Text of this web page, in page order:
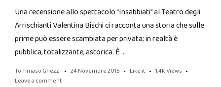
Una recensione allo spettacolo “Insabbiati” al Teatro degli
Arrischianti Valentina Bischi ci racconta una storia che sulle
prime può essere scambiata per privata; in realtà è
pubblica, totalizzante, astorica. È …
Tommaso Ghezzi 24 Novembre 2015 Like it 1.4K Views
Leave a comment